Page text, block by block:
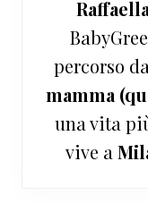
percorso
mamma
una vita
vive a